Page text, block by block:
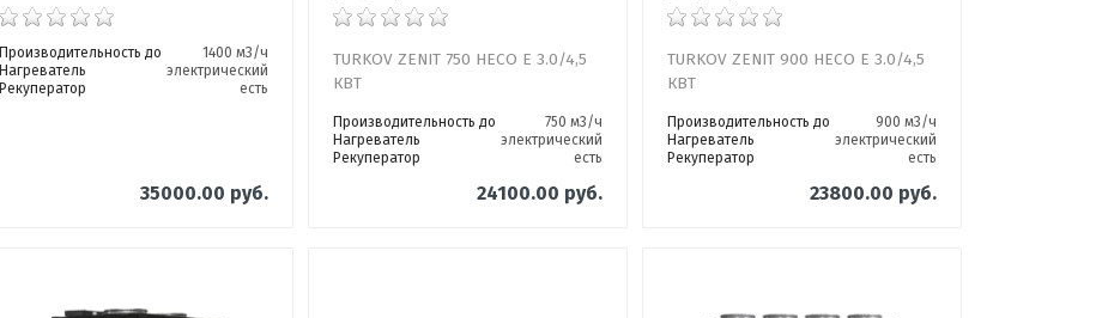
Производительность до
1400 м3/ч
Нагреватель
электрический
Рекуператор
есть
35000.00 руб.
TURKOV ZENIT 750 HECO E 3.0/4,5
КВТ
Производительность до
750 м3/ч
Нагреватель
электрический
Рекуператор
есть
24100.00 руб.
TURKOV ZENIT 900 HECO E 3.0/4,5
КВТ
Производительность до
900 м3/ч
Нагреватель
электрический
Рекуператор
есть
23800.00 руб.